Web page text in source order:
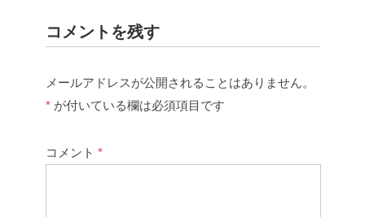
コメントを残す
メールアドレスが公開されることはありません。
* が付いている欄は必須項目です
コメント *